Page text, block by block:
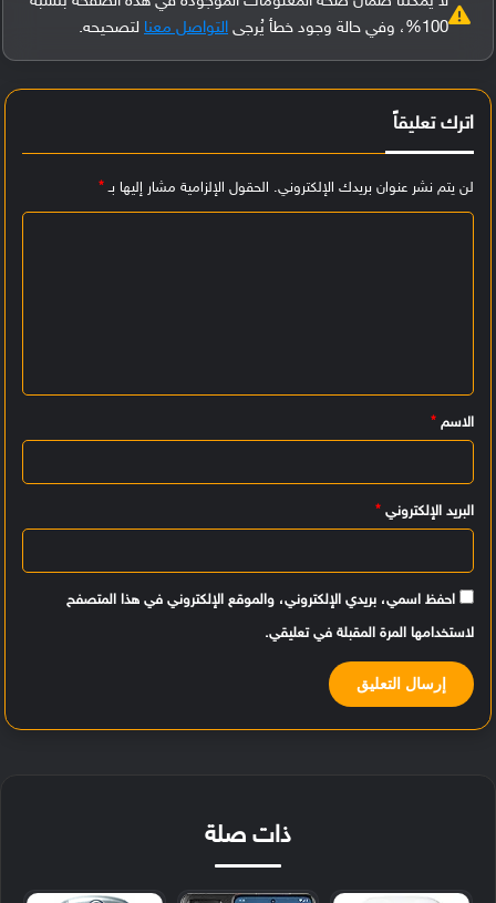
100%، وفي حالة وجود خطأ يُرجى
التواصل معنا لتصحيحه.
اترك تعليقاً
لن يتم نشر عنوان بريدك الإلكتروني. الحقول الإلزامية مشار إليها بـ*
ي
ق
الاسم *
البريد الإلكتروني *
احفظ اسمي، بريدي الإلكتروني، والموقع الإلكتروني في هذا المتصفح
لاستخدامها المرة المقبلة في تعليقي.
ذات صلة